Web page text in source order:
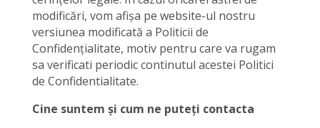
modificări, vom afișa pe website-ul nostru
versiunea modificată a Politicii de
Confidențialitate, motiv pentru care va rugam
sa verificati periodic continutul acestei Politici
de Confidentialitate.
Cine suntem și cum ne puteți contacta